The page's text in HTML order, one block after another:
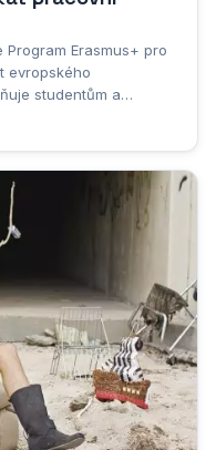
Erasmus+ pro
evropského
studentům a
pracovní zkušenosti v